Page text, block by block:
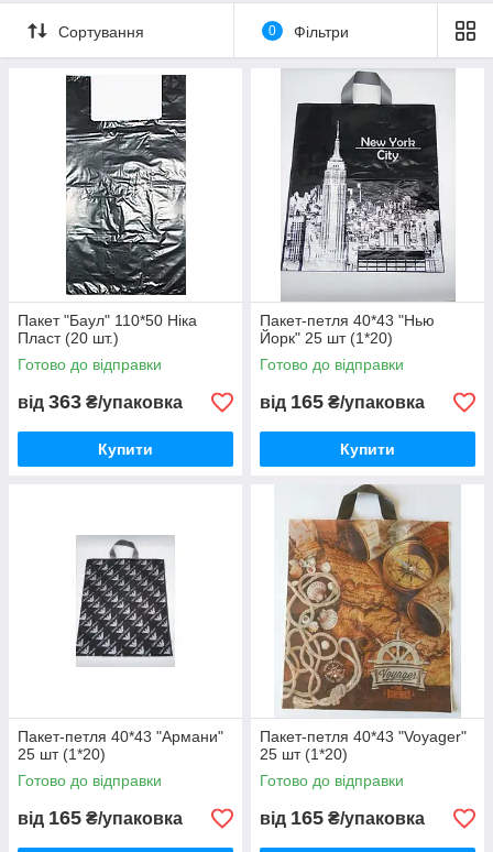
Сортування 0 Фільтри
Пакет "Баул" 110*50 Ніка
Пласт (20 шт.)
Готово до відправки
від 363 ₴/упаковка
Купити
Пакет-петля 40*43 "Нью
Йорк" 25 шт (1*20)
Готово до відправки
від 165 ₴/упаковка
Купити
Пакет-петля 40*43 "Армани"
25 шт (1*20)
Готово до відправки
від 165 ₴/упаковка
Пакет-петля 40*43 "Voyager"
25 шт (1*20)
Готово до відправки
від 165 ₴/упаковка